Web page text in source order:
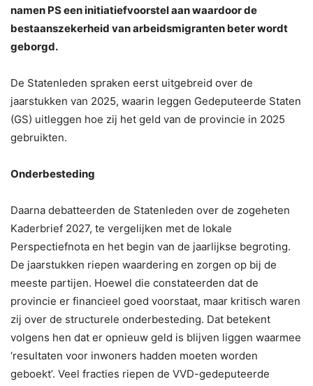
namen PS een initiatiefvoorstel aan waardoor de
bestaanszekerheid van arbeidsmigranten beter wordt
geborgd.
De Statenleden spraken eerst uitgebreid over de
jaarstukken van 2025, waarin leggen Gedeputeerde Staten
(GS) uitleggen hoe zij het geld van de provincie in 2025
gebruikten.
Onderbesteding
Daarna debatteerden de Statenleden over de zogeheten
Kaderbrief 2027, te vergelijken met de lokale
Perspectiefnota en het begin van de jaarlijkse begroting.
De jaarstukken riepen waardering en zorgen op bij de
meeste partijen. Hoewel die constateerden dat de
provincie er financieel goed voorstaat, maar kritisch waren
zij over de structurele onderbesteding. Dat betekent
volgens hen dat er opnieuw geld is blijven liggen waarmee
‘resultaten voor inwoners hadden moeten worden
geboekt’. Veel fracties riepen de VVD-gedeputeerde